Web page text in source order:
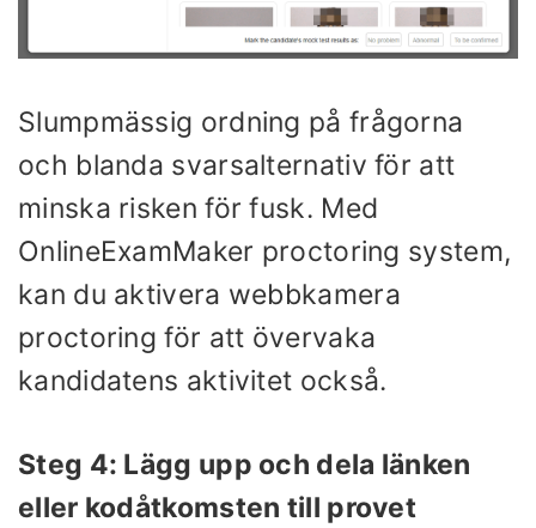
Slumpmässig ordning på frågorna
och blanda svarsalternativ för att
minska risken för fusk. Med
OnlineExamMaker proctoring system,
kan du aktivera webbkamera
proctoring för att övervaka
kandidatens aktivitet också.
Steg 4: Lägg upp och dela länken
eller kodåtkomsten till provet